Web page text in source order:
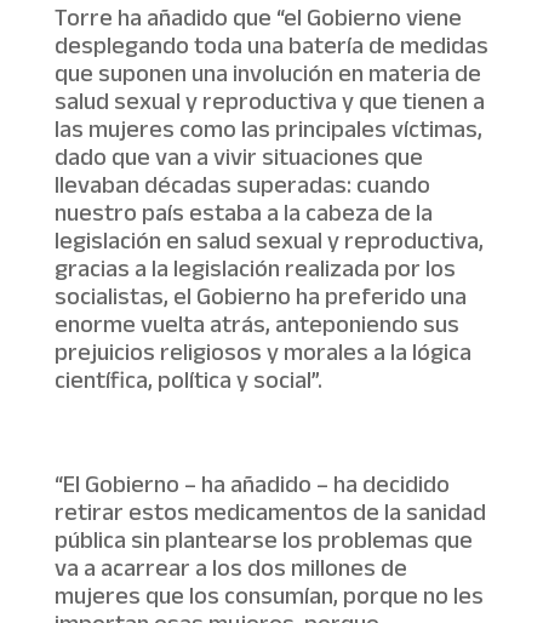
Torre ha añadido que “el Gobierno viene
desplegando toda una batería de medidas
que suponen una involución en materia de
salud sexual y reproductiva y que tienen a
las mujeres como las principales víctimas,
dado que van a vivir situaciones que
llevaban décadas superadas: cuando
nuestro país estaba a la cabeza de la
legislación en salud sexual y reproductiva,
gracias a la legislación realizada por los
socialistas, el Gobierno ha preferido una
enorme vuelta atrás, anteponiendo sus
prejuicios religiosos y morales a la lógica
científica, política y social”.
“El Gobierno – ha añadido – ha decidido
retirar estos medicamentos de la sanidad
pública sin plantearse los problemas que
va a acarrear a los dos millones de
mujeres que los consumían, porque no les